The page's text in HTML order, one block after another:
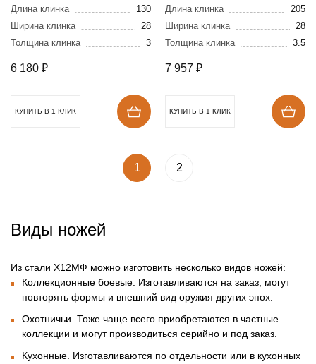
Х12МФ
Длина клинка
130
Ширина клинка
28
Толщина клинка
3
6 180 ₽
КУПИТЬ В 1 КЛИК
Х12МФ
Длина клинка
205
Ширина клинка
28
Толщина клинка
3.5
7 957 ₽
КУПИТЬ В 1 КЛИК
1 2
Виды ножей
Из стали Х12МФ можно изготовить несколько видов ножей:
Коллекционные боевые. Изготавливаются на заказ, могут
повторять формы и внешний вид оружия других эпох.
Охотничьи. Тоже чаще всего приобретаются в частные
коллекции и могут производиться серийно и под заказ.
Кухонные. Изготавливаются по отдельности или в кухонных